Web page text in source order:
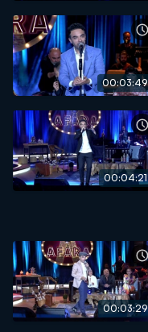
00:03:49
00:04:21
00:03:29